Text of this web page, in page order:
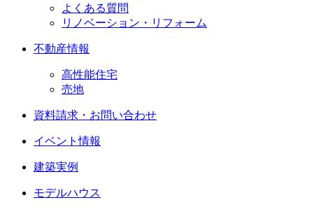
よくある質問
リノベーション・リフォーム
不動産情報
高性能住宅
売地
資料請求・お問い合わせ
イベント情報
建築実例
モデルハウス